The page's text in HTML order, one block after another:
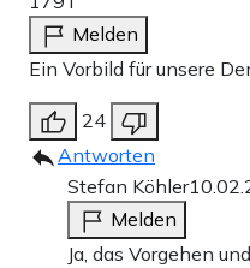
Melden
Ein Vorbild für unsere
24
Antworten
Stefan Köhler
Melden
Ja, das Vorgehen